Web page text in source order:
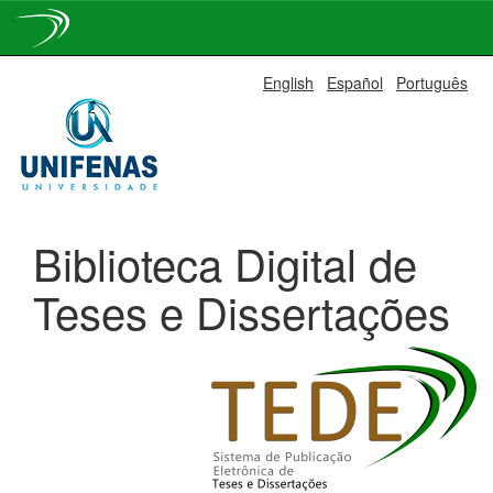
navigation
English Español Português
Biblioteca Digital de
Teses e Dissertações